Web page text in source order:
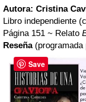
Autora: Cristina
Libro independiente
Página 151 ~ Relato
Reseña(programada
Save